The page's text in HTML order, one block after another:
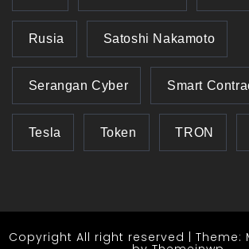
Rusia Satoshi Nakamoto
Serangan Cyber Smart
Tesla Token TRON
Copyright All right reserved Theme: